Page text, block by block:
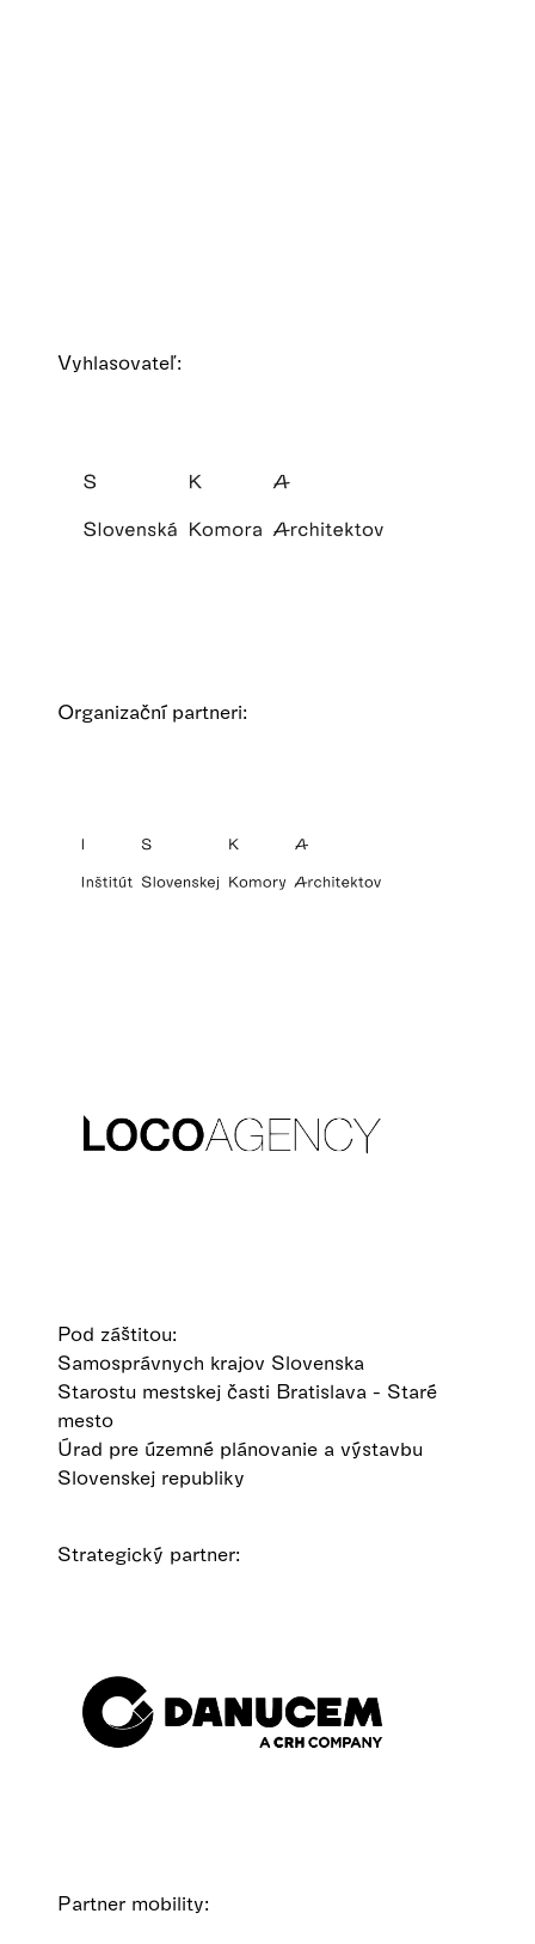
Vyhlasovateľ:
Organizační partneri:
Pod záštitou:
Samosprávnych krajov Slovenska
Starostu mestskej časti Bratislava - Staré
mesto
Úrad pre územné plánovanie a výstavbu
Slovenskej republiky
Strategický partner:
Partner mobility: